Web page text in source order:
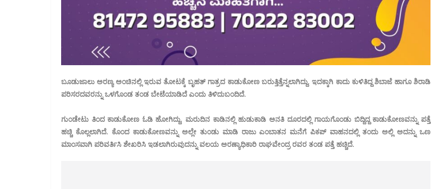
ಬೂಡುಜಾಲು ಅರಣ್ಯ ಅಂಚಿನಲ್ಲಿ ಇರುವ ತೋಟಕ್ಕೆ ಬೃಹತ್‌ ಗಾತ್ರದ ಕಾಡುಕೋಣ ಬರುತ್ತಿತ್ತೆನ್ನಲಾಗಿದ್ದು, ಇದಕ್ಕಾಗಿ ಕಾದು ಕುಳಿತಿದ್ದ ಶಿಬಾಜೆ ಹಾಗೂ ಶಿರಾಡಿ
ಪರಿಸರದವರನ್ನು ಒಳಗೊಂಡ ತಂಡ ಬೇಟೆಯಾಡಿದೆ ಎಂದು ತಿಳಿದುಬಂದಿದೆ.
ಗುಂಡೇಟು ತಿಂದ ಕಾಡುಕೋಣ ಓಡಿ ಹೋಗಿದ್ದು, ಮರುದಿನ ಕಾಡಿನಲ್ಲಿ ಹುಡುಕಾಡಿ ಅನತಿ ದೂರದಲ್ಲಿ ಗಾಯಗೊಂಡು ಬಿದ್ದಿದ್ದ ಕಾಡುಕೋಣವನ್ನು ಪತ್ತೆ
ಹಚ್ಚಿ ಕೊಲ್ಲಲಾಗಿದೆ. ಕೊಂದ ಕಾಡುಕೋಣವನ್ನು ಅಲ್ಲೇ ತುಂಡು ಮಾಡಿ ರಾಜು ಎಂಬಾತನ ಮನೆಗೆ ಪಿಕಪ್‌ ವಾಹನದಲ್ಲಿ ತಂದು ಅಲ್ಲಿ ಅದನ್ನು ಒಣ
ಮಾಂಸವಾಗಿ ಪರಿವರ್ತಿಸಿ ಶೇಖರಿಸಿ ಇಡಲಾಗಿರುವುದನ್ನು ವಲಯ ಅರಣ್ಯಾಧಿಕಾರಿ ರಾಘವೇಂದ್ರ ರವರ ತಂಡ ಪತ್ತೆ ಹಚ್ಚಿದೆ.